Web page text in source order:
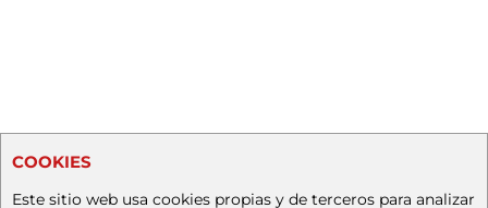
COOKIES
Este sitio web usa cookies propias y de terceros para analizar